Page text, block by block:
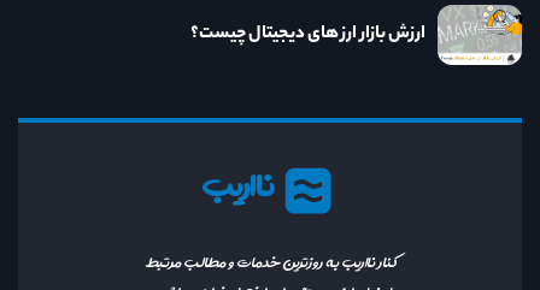
نااریب
کنار نااریب به روزترین خدمات و مطالب مرتبط
ارزش بازار ارز های دیجیتال چیست؟